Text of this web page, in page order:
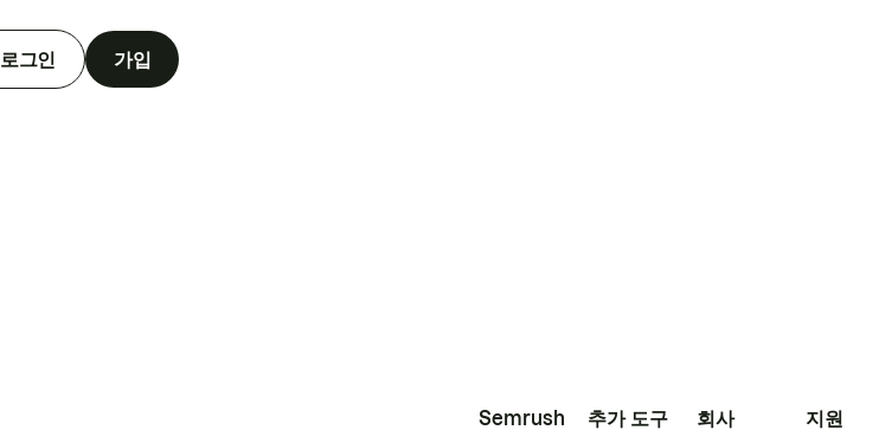
로그인 가입
Semrush 추가 도구 회사 지원